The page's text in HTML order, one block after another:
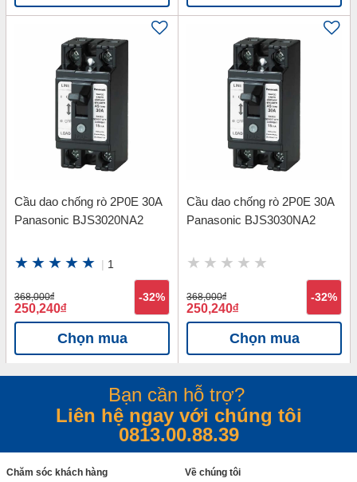
Cầu dao chống rò 2P0E 30A
Panasonic BJS3020NA2
| 1
368,000đ
250,240đ
-32%
Chọn mua
Cầu dao chống rò 2P0E 30A
Panasonic BJS3030NA2
368,000đ
250,240đ
-32%
Chọn mua
Bạn cần hỗ trợ?
Liên hệ ngay với chúng tôi
0813.00.88.39
Chăm sóc khách hàng Về chúng tôi